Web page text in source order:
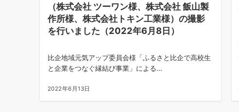
（株式会社 ツーワン様、株式会社 飯山製
作所様、株式会社トキン工業様）の撮影
を行いました（2022年6月8日）
比企地域元気アップ委員会様「ふるさと比企で高校生
と企業をつなぐ縁結び事業」による...
2022年6月13日